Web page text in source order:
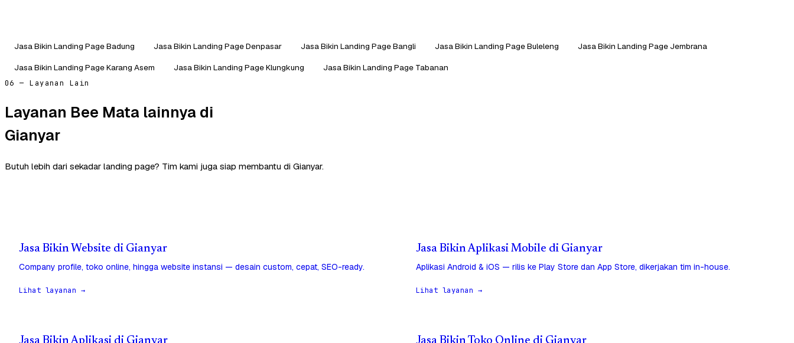
Jasa Bikin Landing Page Badung Jasa Bikin Landing Page Denpasar Jasa Bikin Landing Page Bangli Jasa Bikin Landing Page Buleleng
Jasa Bikin Landing Page Jembrana
Jasa Bikin Landing Page Karang Asem
Jasa Bikin Landing Page Klungkung Jasa Bikin Landing Page Tabanan
06 — Layanan Lain
Layanan Bee Mata lainnya di
Gianyar
Butuh lebih dari sekadar landing page? Tim kami juga siap membantu di Gianyar.
Jasa Bikin Website di Gianyar
Company profile, toko online, hingga website instansi — desain custom, cepat, SEO-ready.
Lihat layanan →
Jasa Bikin Aplikasi Mobile di Gianyar
Aplikasi Android & iOS — rilis ke Play Store dan App Store, dikerjakan tim in-house.
Lihat layanan →